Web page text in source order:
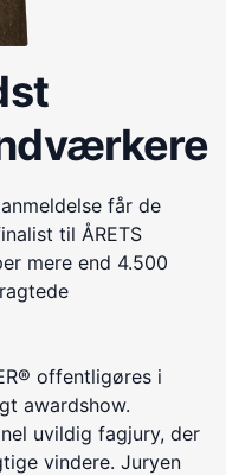
får de
til ÅRETS
mere end 4.500
offentligøres i
awardshow.
uvildig fagjury, der
vindere. Juryen